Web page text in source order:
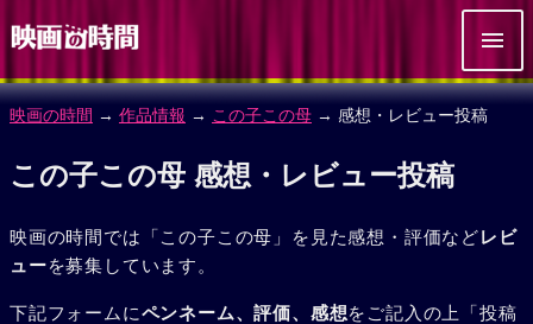
映画の時間 → 作品情報 → この子この母 → 感想・レビュー投稿
この子この母 感想・レビュー投稿
映画の時間では「この子この母」を見た感想・評価などレビ
ューを募集しています。
下記フォームにペンネーム、評価、感想をご記入の上「投稿